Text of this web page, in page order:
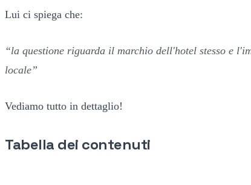
Lui ci spiega che:
“la questione riguarda il marchio dell'hotel stesso e
locale”
Vediamo tutto in dettaglio!
Tabella dei contenuti